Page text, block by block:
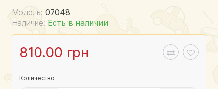
Модель: 07048
Наличие: Есть в наличии
810.00 грн
Количество